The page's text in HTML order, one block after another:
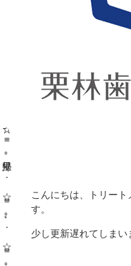
千葉県の新浦安にある歯医者｜ﾟ．☆≡｡ﾟ．☆≡｡里帰りﾟ．☆≡｡ﾟ．☆≡｡ ﾟ．
ﾟ．☆≡｡ﾟ．☆≡｡
こんにちは、トリー
す。
少し更新遅れてしまい